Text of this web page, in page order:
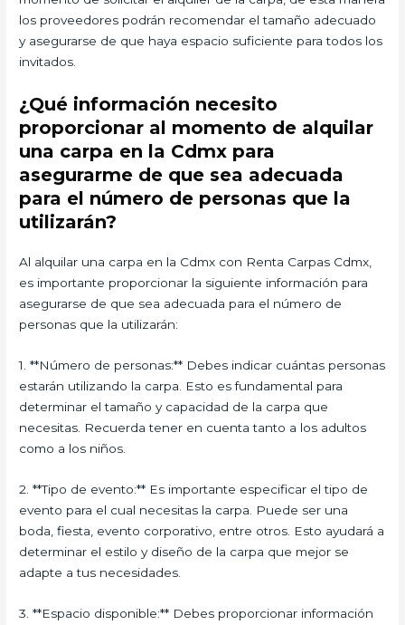
los proveedores podrán recomendar el tamaño adecuado
y asegurarse de que haya espacio suficiente para todos los
invitados.
¿Qué información necesito
proporcionar al momento de alquilar
una carpa en la Cdmx para
asegurarme de que sea adecuada
para el número de personas que la
utilizarán?
Al alquilar una carpa en la Cdmx con Renta Carpas Cdmx,
es importante proporcionar la siguiente información para
asegurarse de que sea adecuada para el número de
personas que la utilizarán:
1. **Número de personas:** Debes indicar cuántas personas
estarán utilizando la carpa. Esto es fundamental para
determinar el tamaño y capacidad de la carpa que
necesitas. Recuerda tener en cuenta tanto a los adultos
como a los niños.
2. **Tipo de evento:** Es importante especificar el tipo de
evento para el cual necesitas la carpa. Puede ser una
boda, fiesta, evento corporativo, entre otros. Esto ayudará a
determinar el estilo y diseño de la carpa que mejor se
adapte a tus necesidades.
3. **Espacio disponible:** Debes proporcionar información